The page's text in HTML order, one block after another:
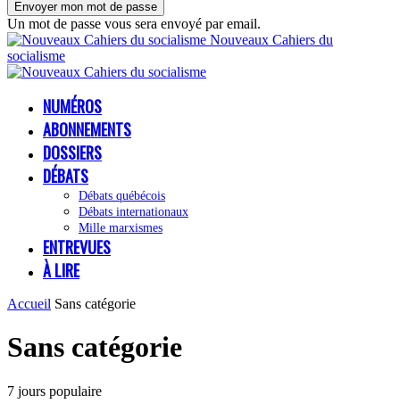
Un mot de passe vous sera envoyé par email.
Nouveaux Cahiers du
socialisme
NUMÉROS
ABONNEMENTS
DOSSIERS
DÉBATS
Débats québécois
Débats internationaux
Mille marxismes
ENTREVUES
À LIRE
Accueil Sans catégorie
Sans catégorie
7 jours populaire